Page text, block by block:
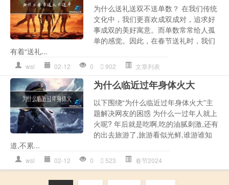
为什么送礼送双不送单数？ 在我们传统
文化中，我们更喜欢成双成对，追求好
事成双的美好寓意。而单数常常给人孤
单的感觉。因此，在春节送礼时，我们
有着“送礼...
wsl 02-12 0 902 文章列表
为什么临近过年身体火大
以下围绕“为什么临近过年身体火大”主
题解决网友的困惑 为什么一过年人就上
火呢? 年后就是吃啊,吃的油腻刺激,还有
的出去旅游了,旅游看似光鲜,谁游谁知
道,不累...
wsl 02-12 0 523 春节2024